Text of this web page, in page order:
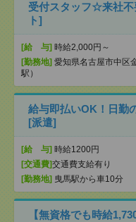
受付スタッフ☆来社不
ト]
[給 与] 時給2,000円～
[勤務地] 愛知県名古屋市中区
駅）
給与即払いOK！日勤
[派遣]
[給 与] 時給1200円
[交通費]交通費支給有り
[勤務地] 曳馬駅から車10分
【無資格でも時給